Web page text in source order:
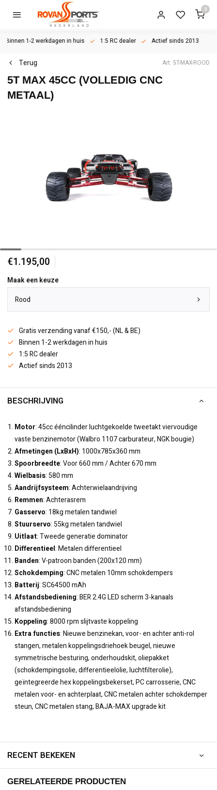
0
Binnen 1-2 werkdagen in huis 1:5 RC dealer Actief sinds 2013
Terug Art: 5T-MAX-ROOD
5T MAX 45CC (VOLLEDIG CNC
METAAL)
€1.195,00
Maak een keuze
Rood
Gratis verzending vanaf €150,- (NL & BE)
Binnen 1-2 werkdagen in huis
1:5 RC dealer
Actief sinds 2013
BESCHRIJVING
Motor: 45cc ééncilinder luchtgekoelde tweetakt viervoudige
vaste benzinemotor (Walbro 1107 carburateur, NGK bougie)
Afmetingen (LxBxH): 1000x785x360 mm
Spoorbreedte: Voor 660 mm / Achter 670 mm
Wielbasis: 580 mm
Aandrijfsysteem: Achterwielaandrijving
Remmen: Achterasrem
Gasservo: 18kg metalen tandwiel
Stuurservo: 55kg metalen tandwiel
Uitlaat: Tweede generatie dominator
Differentieel: Metalen differentieel
Banden: V-patroon banden (200x120 mm)
Schokdemping: CNC metalen 10mm schokdempers
Batterij: SC64500 mAh
Afstandsbediening: BER 2.4G LED scherm 3-kanaals
afstandsbediening
Koppeling: 8000 rpm slijtvaste koppeling
Extra functies: Nieuwe benzinekan, voor- en achter anti-rol
stangen, metalen koppelingsdriehoek beugel, nieuwe
symmetrische besturing, onderhoudskit, oliepakket
(schokdempingsolie, differentieelolie, luchtfilterolie),
geïntegreerde hex koppelingsbekerset, PC carrosserie, CNC
metalen voor- en achterplaat, CNC metalen achter schokdemper
steun, CNC metalen stang, BAJA-MAX upgrade kit
RECENT BEKEKEN
GERELATEERDE PRODUCTEN